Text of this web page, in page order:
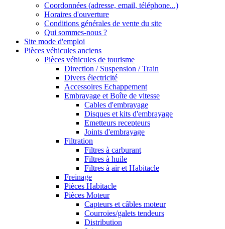
Coordonnées (adresse, email, téléphone...)
Horaires d'ouverture
Conditions générales de vente du site
Qui sommes-nous ?
Site mode d'emploi
Pièces véhicules anciens
Pièces véhicules de tourisme
Direction / Suspension / Train
Divers électricité
Accessoires Echappement
Embrayage et Boîte de vitesse
Cables d'embrayage
Disques et kits d'embrayage
Emetteurs recepteurs
Joints d'embrayage
Filtration
Filtres à carburant
Filtres à huile
Filtres à air et Habitacle
Freinage
Pièces Habitacle
Pièces Moteur
Capteurs et câbles moteur
Courroies/galets tendeurs
Distribution